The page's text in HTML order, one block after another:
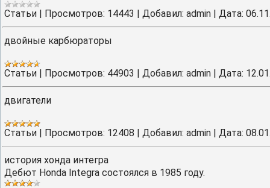
Cтатьи | Просмотров: 14443 | Добавил: admin | Дата:
двойные карбюраторы
Cтатьи | Просмотров: 44903 | Добавил: admin | Дата:
двигатели
Cтатьи | Просмотров: 12408 | Добавил: admin | Дата:
история хонда интегра
Дебют Honda Integra состоялся в 1985 году.